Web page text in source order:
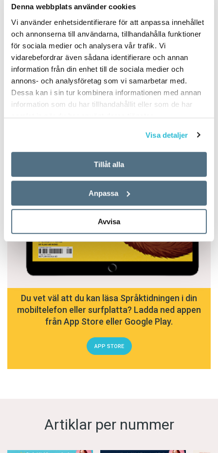
Denna webbplats använder cookies
Vi använder enhetsidentifierare för att anpassa innehållet
och annonserna till användarna, tillhandahålla funktioner
för sociala medier och analysera vår trafik. Vi
vidarebefordrar även sådana identifierare och annan
information från din enhet till de sociala medier och
annons- och analysföretag som vi samarbetar med.
Dessa kan i sin tur kombinera informationen med annan
information som du har tillhandahållit eller som de har
samlat in när du har använt deras tjänster.
Visa detaljer
Tillåt alla
Anpassa
Avvisa
Du vet väl att du kan läsa Språktidningen i din
mobiltelefon eller surfplatta? Ladda ned appen
från App Store eller Google Play.
APP STORE
Artiklar per nummer